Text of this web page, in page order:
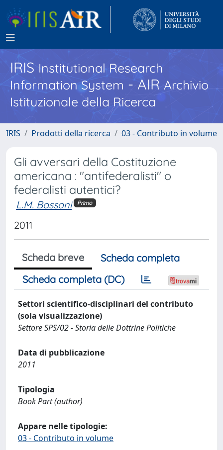
IRISInstitutional Research
Information System - AIR Archivio
Istituzionale della Ricerca
IRIS Prodotti della ricerca 03 - Contributo in volume
Gli avversari della Costituzione
americana : "antifederalisti" o
federalisti autentici?
L.M. Bassani Primo
2011
Scheda breve
Scheda completa
Scheda completa (DC)
Settori scientifico-disciplinari del contributo
(sola visualizzazione)
Settore SPS/02 - Storia delle Dottrine Politiche
Data di pubblicazione
2011
Tipologia
Book Part (author)
Appare nelle tipologie:
03 - Contributo in volume